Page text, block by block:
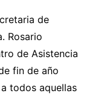
de
Rosario
de Asistencia
fin de año
todos aquellas